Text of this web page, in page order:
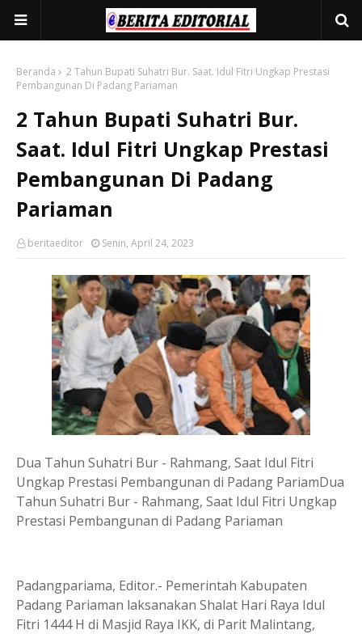
Beranda
2 Tahun Bupati Suhatri Bur. Saat. Idul Fitri Ungkap Prestasi
Pembangunan Di Padang Pariaman
2 Tahun Bupati Suhatri Bur.
Saat. Idul Fitri Ungkap Prestasi
Pembangunan Di Padang
Pariaman
beritaeditor Senin, April 24, 2023
Dua Tahun Suhatri Bur - Rahmang, Saat Idul Fitri
Ungkap Prestasi Pembangunan di Padang PariamDua
Tahun Suhatri Bur - Rahmang, Saat Idul Fitri Ungkap
Prestasi Pembangunan di Padang Pariaman
Padangpariama, Editor.- Pemerintah Kabupaten
Padang Pariaman laksanakan Shalat Hari Raya Idul
Fitri 1444 H di Masjid Raya IKK, di Parit Malintang,